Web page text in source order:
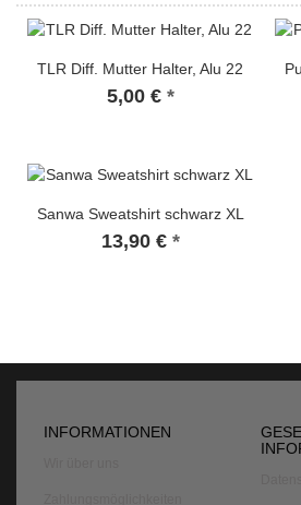
TLR Diff. Mutter Halter, Alu 22
5,00 € *
Sanwa Sweatshirt schwarz XL
13,90 € *
INFORMATIONEN